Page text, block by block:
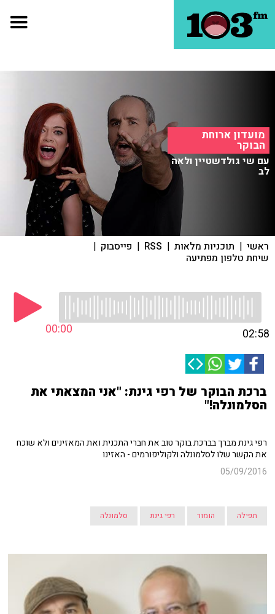
מועדון ארוחת
הבוקר
עם שי גולדשטיין ולאה
לב
ראשי | תוכניות מלאות |
RSS
| פייסבוק |
שיחת טלפון מפתיעה
00:00 02:58
ברכת הבוקר של רפי גינת: "אני המצאתי את
הסלמונלה!"
רפי גינת מברך בברכת בוקר טוב את חברי התכנית ואת המאזינים ולא שוכח
את הקשר שלו לסלמונלה ולקוליפורמים - האזינו
05/09/2016
תפילה הומור רפי גינת סלמונלה